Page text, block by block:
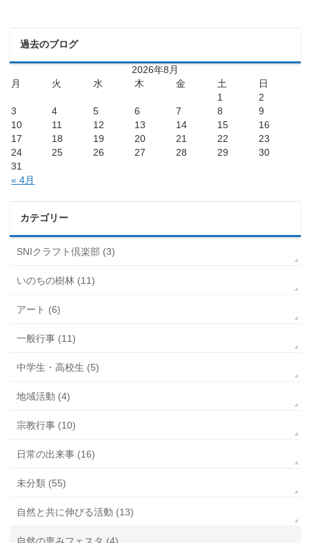
過去のブログ
2026年8月
月
火 水 木 金 土 日
« 4月
1
2
3
4 5 6 7 8
9
10
11 12 13 14 15
16
17
18 19 20 21 22
23
24
25 26 27 28 29
30
31
カテゴリー
SNIクラフト倶楽部 (3)
いのちの樹林 (11)
アート (6)
一般行事 (11)
中学生・高校生 (5)
地域活動 (4)
宗教行事 (10)
日常の出来事 (16)
未分類 (55)
自然と共に伸びる活動 (13)
自然の恵みフェスタ (4)